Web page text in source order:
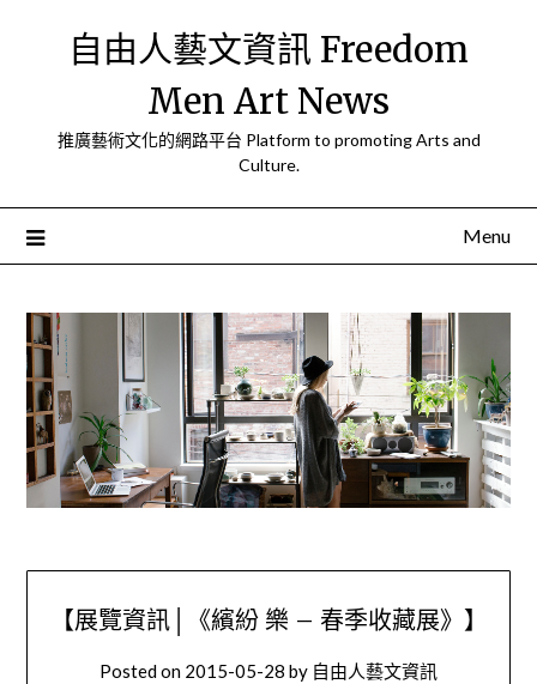
自由人藝文資訊 Freedom
Men Art News
推廣藝術文化的網路平台 Platform to promoting Arts and
Culture.
Menu
【展覽資訊│《繽紛 樂 – 春季收藏展》】
Posted on 2015-05-28 by 自由人藝文資訊